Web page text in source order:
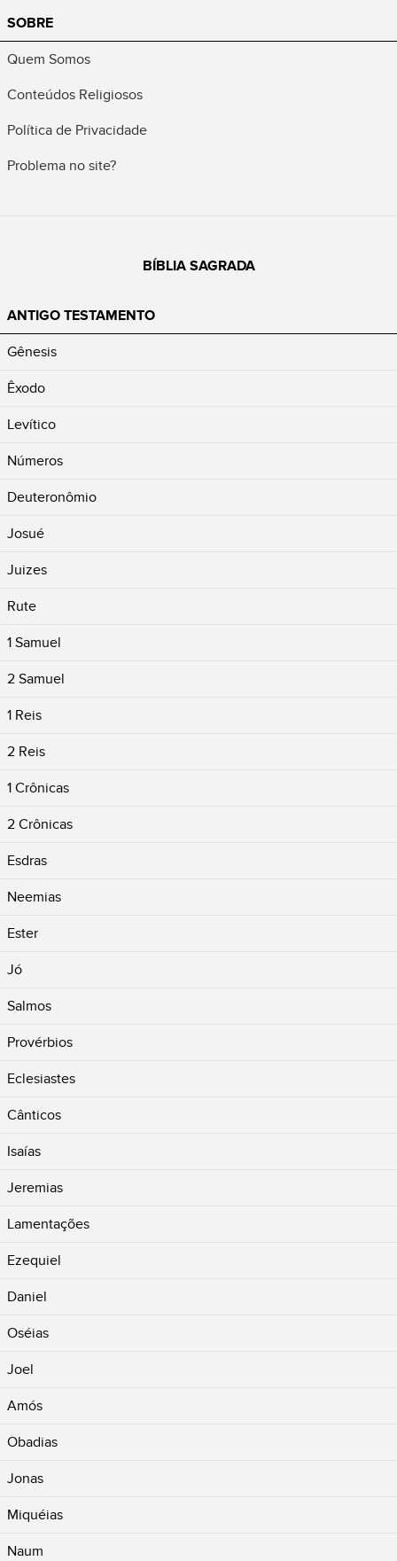
SOBRE
Quem Somos
Conteúdos Religiosos
Política de Privacidade
Problema no site?
BÍBLIA SAGRADA
ANTIGO TESTAMENTO
Gênesis
Êxodo
Levítico
Números
Deuteronômio
Josué
Juizes
Rute
1 Samuel
2 Samuel
1 Reis
2 Reis
1 Crônicas
2 Crônicas
Esdras
Neemias
Ester
Jó
Salmos
Provérbios
Eclesiastes
Cânticos
Isaías
Jeremias
Lamentações
Ezequiel
Daniel
Oséias
Joel
Amós
Obadias
Jonas
Miquéias
Naum